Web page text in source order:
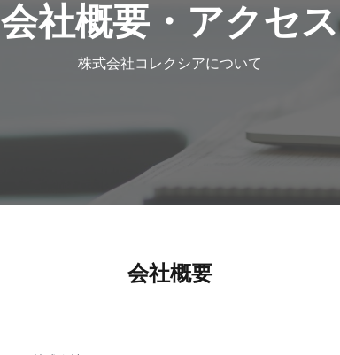
会社概要・アクセス
株式会社コレクシアについて
会社概要